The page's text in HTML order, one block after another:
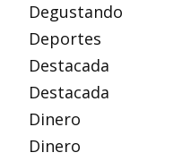
Degustando
Deportes
Destacada
Destacada
Dinero
Dinero